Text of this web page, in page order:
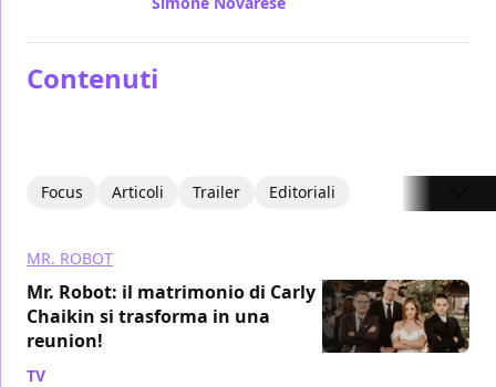
Contenuti
Focus Articoli Trailer Editoriali
MR. ROBOT
Mr. Robot: il matrimonio di Carly
Chaikin si trasforma in una
reunion!
TV